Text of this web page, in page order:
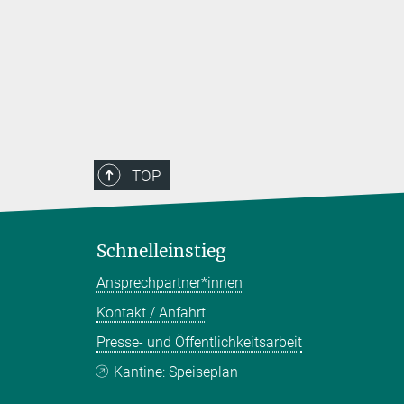
TOP
Schnelleinstieg
Ansprechpartner*innen
Kontakt / Anfahrt
Presse- und Öffentlichkeitsarbeit
Kantine: Speiseplan